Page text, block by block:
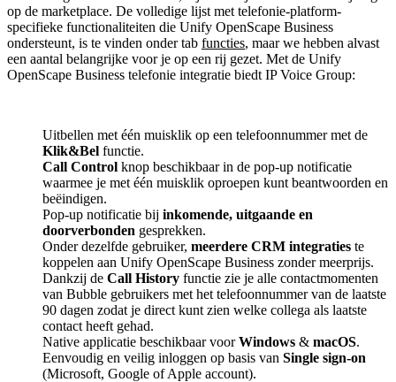
op de marketplace. De volledige lijst met telefonie-platform-
specifieke functionaliteiten die Unify OpenScape Business
ondersteunt, is te vinden onder tab functies, maar we hebben alvast
een aantal belangrijke voor je op een rij gezet. Met de Unify
OpenScape Business telefonie integratie biedt IP Voice Group:
Uitbellen met één muisklik op een telefoonnummer met de
Klik&Bel functie.
Call Control knop beschikbaar in de pop-up notificatie
waarmee je met één muisklik oproepen kunt beantwoorden en
beëindigen.
Pop-up notificatie bij inkomende, uitgaande en
doorverbonden gesprekken.
Onder dezelfde gebruiker, meerdere CRM integraties te
koppelen aan Unify OpenScape Business zonder meerprijs.
Dankzij de Call History functie zie je alle contactmomenten
van Bubble gebruikers met het telefoonnummer van de laatste
90 dagen zodat je direct kunt zien welke collega als laatste
contact heeft gehad.
Native applicatie beschikbaar voorWindows & macOS.
Eenvoudig en veilig inloggen op basis van Single sign-on
(Microsoft, Google of Apple account).